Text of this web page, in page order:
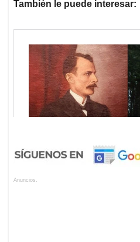
También le puede interesar:
Anuncios.